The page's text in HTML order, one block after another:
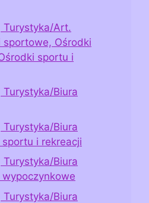
Turystyka/Art.
sportowe, Ośrodki
sportu i
Turystyka/Biura
Turystyka/Biura
i rekreacji
Turystyka/Biura
Turystyka/Biura